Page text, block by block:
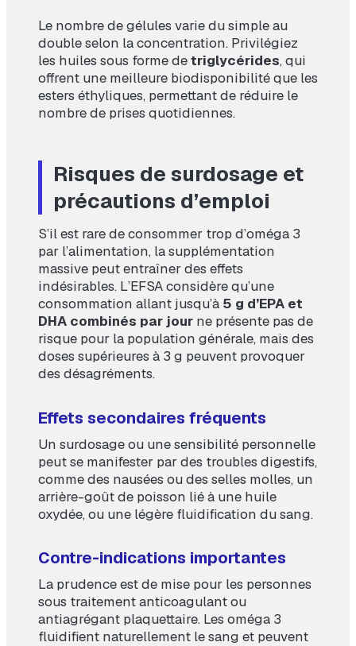
Le nombre de gélules varie du simple au
double selon la concentration. Privilégiez
les huiles sous forme detriglycérides, qui
offrent une meilleure biodisponibilité que les
esters éthyliques, permettant de réduire le
nombre de prises quotidiennes.
Risques de surdosage et
précautions d’emploi
S’il est rare de consommer trop d’oméga 3
par l’alimentation, la supplémentation
massive peut entraîner des effets
indésirables. L’EFSA considère qu’une
consommation allant jusqu’à 5 g d’EPA et
DHA combinés par jour ne présente pas de
risque pour la population générale, mais des
doses supérieures à 3 g peuvent provoquer
des désagréments.
Effets secondaires fréquents
Un surdosage ou une sensibilité personnelle
peut se manifester par des troubles digestifs,
comme des nausées ou des selles molles, un
arrière-goût de poisson lié à une huile
oxydée, ou une légère fluidification du sang.
Contre-indications importantes
La prudence est de mise pour les personnes
sous traitement anticoagulant ou
antiagrégant plaquettaire. Les oméga 3
fluidifient naturellement le sang et peuvent